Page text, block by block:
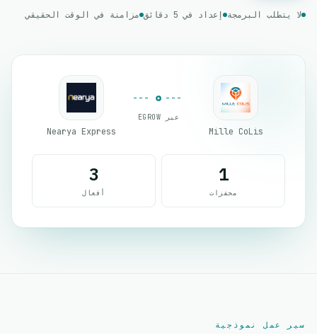
لا يتطلب البرمجة إعداد في 5 دقائق مزامنة في الوقت الحقيقي
Mille CoLis
عبر EGROW
Nearya Express
1
محفزات
3
أفعال
سير عمل نموذجية